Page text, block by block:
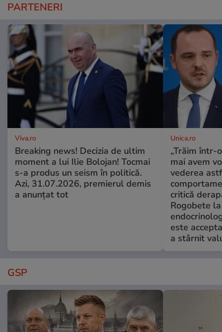
PARTENERI
Viva.ro
Breaking news! Decizia de ultim
moment a lui Ilie Bolojan! Tocmai
s-a produs un seism în politică.
Azi, 31.07.2026, premierul demis
a anunțat tot
Unica.ro
„Trăim într-
mai avem
vederea
critică
Rogobete
este
a stârnit
GSP